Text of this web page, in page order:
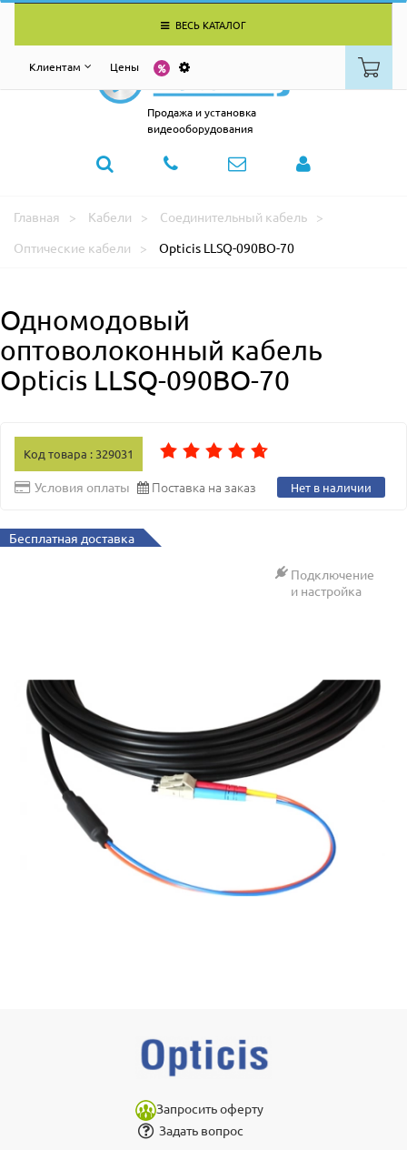
ВЕСЬ КАТАЛОГ
Клиентам Цены
Продажа и установка
видеооборудования
Главная Кабели
Соединительный кабель
Оптические кабели
Opticis LLSQ-090BO-70
Одномодовый
оптоволоконный кабель
Opticis LLSQ-090BO-70
Код товара : 329031
Условия оплаты Поставка на заказ Нет в наличии
Бесплатная доставка
Подключение
и настройка
Запросить оферту
Задать вопрос